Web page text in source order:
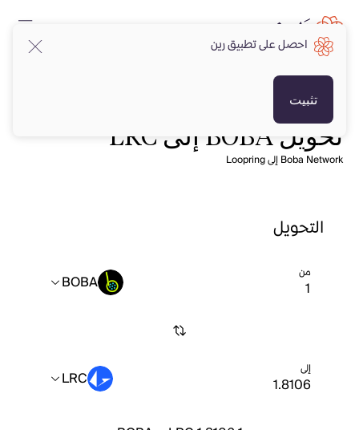
تحويل BOBA إلى LRC
Boba Network إلى Loopring
التحويل
من BOBA
إلى LRC
احصل على تطبيق رين
تثبيت